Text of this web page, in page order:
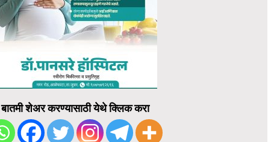
बातमी शेअर करण्यासाठी येथे क्लिक करा